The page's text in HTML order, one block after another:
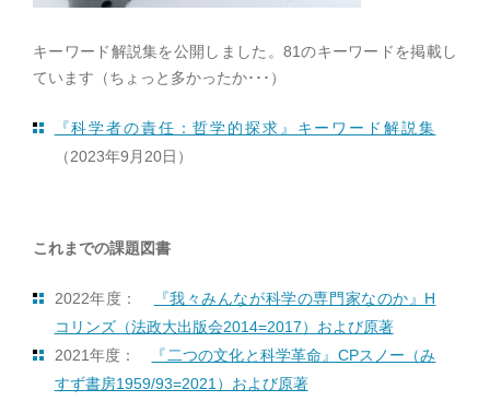
キーワード解説集を公開しました。81のキーワードを掲載し
ています（ちょっと多かったか･･･）
『科学者の責任：哲学的探求』キーワード解説集
（2023年9月20日）
これまでの課題図書
2022年度：
『我々みんなが科学の専門家なのか』H
コリンズ（法政大出版会2014=2017）および原著
2021年度：
『二つの文化と科学革命』CPスノー（み
すず書房1959/93=2021）および原著